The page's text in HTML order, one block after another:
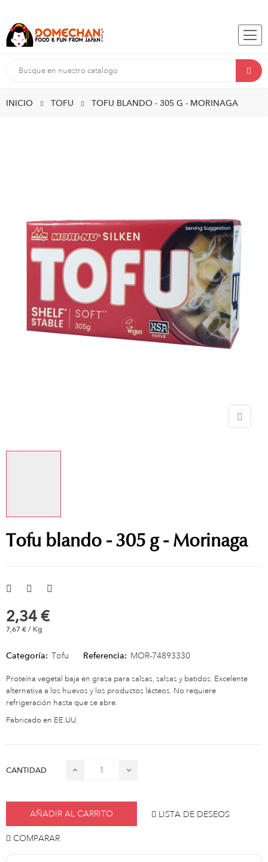
INICIO TOFU TOFU BLANDO - 305 G - MORINAGA
Tofu blando - 305 g - Morinaga
2,34 €
7,67 € / Kg
Categoría: Tofu Referencia: MOR-74893330
Proteína vegetal baja en grasa para salsas, salsas y batidos. Excelente
alternativa a los huevos y los productos lácteos. No requiere
refrigeración hasta que se abre.
Fabricado en EE.UU.
CANTIDAD
AÑADIR AL CARRITO LISTA DE DESEOS
COMPARAR